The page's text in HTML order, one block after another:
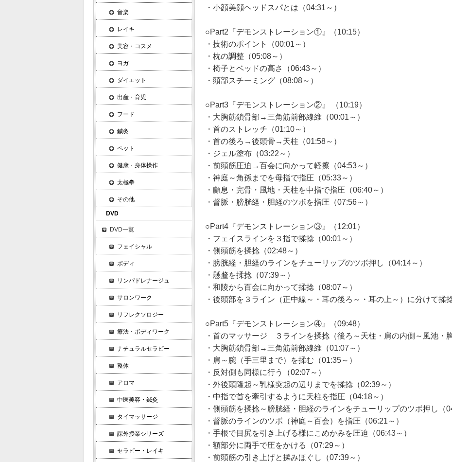
・小顔美顔ヘッドスパとは（04:31～）
○Part2『デモンストレーション①』（10:15）
・技術のポイント（00:01～）
・枕の調整（05:08～）
・椅子とベッドの高さ（06:43～）
・頭部スチーミング（08:08～）
○Part3『デモンストレーション②』 （10:19）
・大胸筋鎖骨部→三角筋前部線維（00:01～）
・首のストレッチ（01:10～）
・首の後ろ→後頭骨→天柱（01:58～）
・ジェル塗布（03:22～）
・前頭筋圧迫→百会に向かって軽擦（04:53～）
・神庭～角孫までを母指で指圧（05:33～）
・顱息・完骨・風地・天柱を中指で指圧（06:40～）
・督脈・膀胱経・胆経のツボを指圧（07:56～）
○Part4『デモンストレーション③』（12:01）
・フェイスラインを３指で揉捻（00:01～）
・側頭筋を揉捻（02:48～）
・膀胱経・胆経のラインをチューリップのツボ押し（04:14～）
・懸釐を揉捻（07:39～）
・和陵から百会に向かって揉捻（08:07～）
・後頭部を３ライン（正中線～・耳の後ろ～・耳の上～）に分けて揉
○Part5『デモンストレーション④』（09:48）
・首のマッサージ ３ラインを揉捻（後ろ～天柱・肩の内側～風池・
・大胸筋鎖骨部→三角筋前部線維（01:07～）
・肩～腕（手三里まで）を揉む（01:35～）
・反対側も同様に行う（02:07～）
・外後頭隆起～乳様突起の辺りまでを揉捻（02:39～）
・中指で首を牽引するように天柱を指圧（04:18～）
・側頭筋を揉捻～膀胱経・胆経のラインをチューリップのツボ押し（
・督脈のラインのツボ（神庭～百会）を指圧（06:21～）
・手根で目尻を引き上げる様にこめかみを圧迫（06:43～）
・額部分に両手で圧をかける（07:29～）
・前頭筋の引き上げと揉みほぐし（07:39～）
音楽
レイキ
美容・コスメ
ヨガ
ダイエット
出産・育児
フード
鍼灸
ペット
健康・身体操作
太極拳
その他
DVD
DVD一覧
フェイシャル
ボディ
リンパドレナージュ
サロンワーク
リフレクソロジー
療法・ボディワーク
ナチュラルセラピー
整体
アロマ
中医美容・鍼灸
タイマッサージ
課外授業シリーズ
セラピー・レイキ